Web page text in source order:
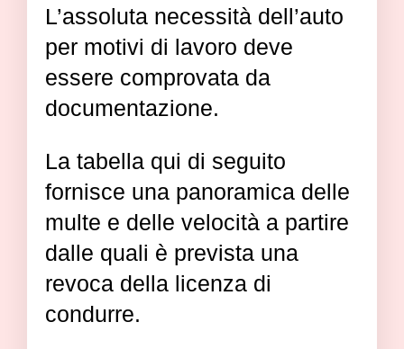
L’assoluta necessità dell’auto
per motivi di lavoro deve
essere comprovata da
documentazione.
La tabella qui di seguito
fornisce una panoramica delle
multe e delle velocità a partire
dalle quali è prevista una
revoca della licenza di
condurre.